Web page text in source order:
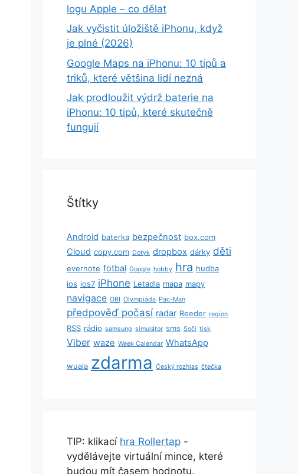
logu Apple – co dělat
Jak vyčistit úložiště iPhonu, když
je plné (2026)
Google Maps na iPhonu: 10 tipů a
triků, které většina lidí nezná
Jak prodloužit výdrž baterie na
iPhonu: 10 tipů, které skutečně
fungují
Štítky
Android baterka bezpečnost box.com
Cloud copy.com Dotyk dropbox dárky děti
evernote fotbal Google hobby hra hudba
ios ios7 iPhone Letadla mapa mapy
navigace OBI Olympiáda Pac-Man
předpověď počasí radar Reeder region
RSS rádio samsung simulátor sms Soči tisk
Viber waze Week Calendar WhatsApp
wuala zdarma Český rozhlas čtečka
TIP: klikací hra Rollertap -
vydělávejte virtuální mince, které
budou mít časem hodnotu.